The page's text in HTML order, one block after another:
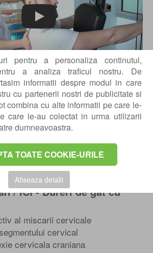
pentru a personaliza continutul,
a analiza traficul nostru. De
informatii despre modul in care
cu partenerii nostri de publicitate si
combina cu alte informatii pe care le-
care le-au colectat in urma utilizarii
dumneavoastra.
TOATE COOKIE-URILE
Afiseaza detalii
Play
fizica in clasificarea
si ICF
/ ICF- durere cu
al miscarii cervicale
cervicala si toracica
de cap sau sindrom
/ ICF- Dureri de gat cu
al miscarii cervicale
cervical
cervicala craniana